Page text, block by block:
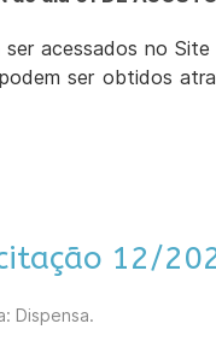
acessados no
ser obtidos
12/
Dispensa.